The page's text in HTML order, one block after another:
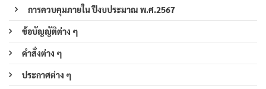
การควบคุมภายใน ปีงบประมาณ พ.ศ.2567
ข้อบัญญัติต่าง ๆ
คำสั่งต่าง ๆ
ประกาศต่าง ๆ